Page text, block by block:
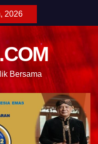
2026
Bersama